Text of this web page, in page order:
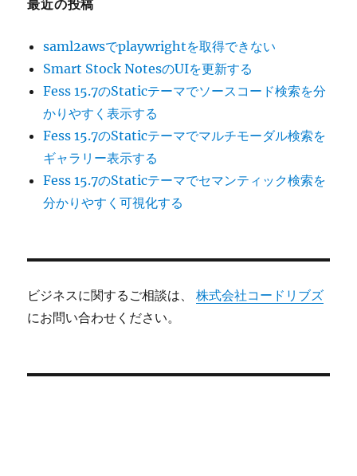
最近の投稿
saml2awsでplaywrightを取得できない
Smart Stock NotesのUIを更新する
Fess 15.7のStaticテーマでソースコード検索を分
かりやすく表示する
Fess 15.7のStaticテーマでマルチモーダル検索を
ギャラリー表示する
Fess 15.7のStaticテーマでセマンティック検索を
分かりやすく可視化する
ビジネスに関するご相談は、株式会社コードリブズ
にお問い合わせください。